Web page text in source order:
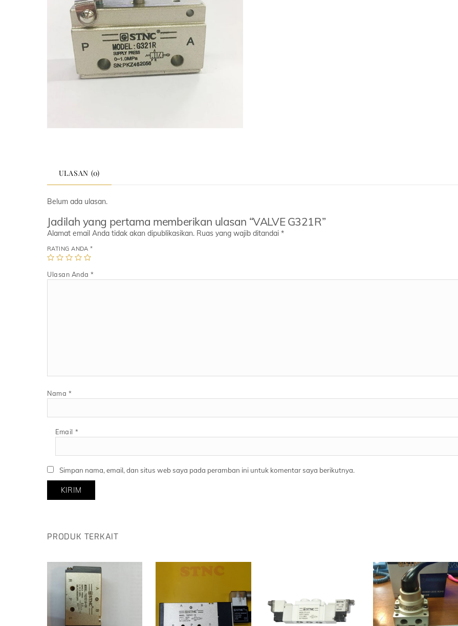
ULASAN (0)
Belum ada ulasan.
Jadilah yang pertama memberikan ulasan “VALVE G321R”
Alamat email Anda tidak akan dipublikasikan. Ruas yang wajib ditandai *
RATING ANDA*
Ulasan Anda*
Nama *
Email *
Simpan nama, email, dan situs web saya pada peramban ini untuk komentar saya berikutnya.
PRODUK TERKAIT